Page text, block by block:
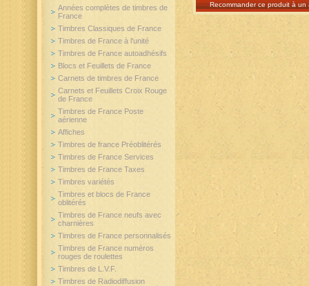
Recommander ce produit à un
Années complètes de timbres de
France
Timbres Classiques de France
Timbres de France à l'unité
Timbres de France autoadhésifs
Blocs et Feuillets de France
Carnets de timbres de France
Carnets et Feuillets Croix Rouge
de France
Timbres de France Poste
aérienne
Affiches
Timbres de france Préoblitérés
Timbres de France Services
Timbres de France Taxes
Timbres variétés
Timbres et blocs de France
oblitérés
Timbres de France neufs avec
charnières
Timbres de France personnalisés
Timbres de France numéros
rouges de roulettes
Timbres de L.V.F.
Timbres de Radiodiffusion